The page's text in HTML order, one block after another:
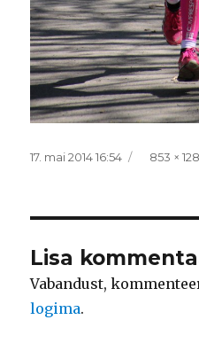
Postitatud
17. mai 2014 16:54 853 ×
Lisa
Vabandust,
logima.